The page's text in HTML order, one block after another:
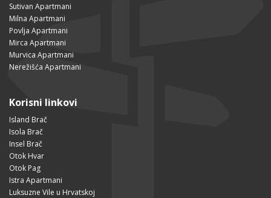
Sutivan Apartmani
Milna Apartmani
Povlja Apartmani
Mirca Apartmani
Murvica Apartmani
Nerežišća Apartmani
Korisni linkovi
Island Brač
Isola Brač
Insel Brač
Otok Hvar
Otok Pag
Istra Apartmani
Luksuzne Vile u Hrvatskoj